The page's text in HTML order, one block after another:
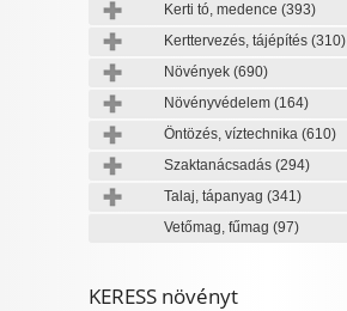
Kerti tó, medence (393)
Kerttervezés, tájépítés (310)
Növények (690)
Növényvédelem (164)
Öntözés, víztechnika (610)
Szaktanácsadás (294)
Talaj, tápanyag (341)
Vetőmag, fűmag (97)
KERESS növényt